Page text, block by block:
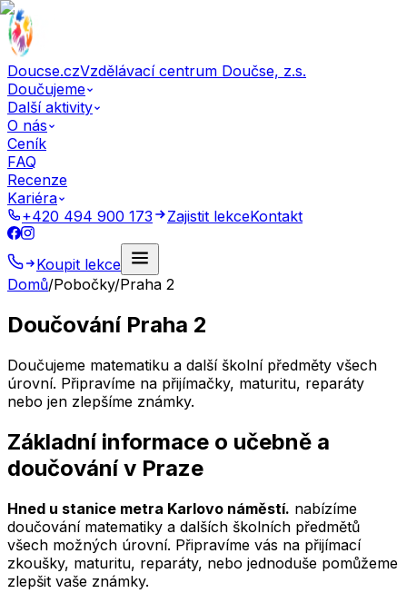
Doucse.czVzdělávací centrum Doučse, z.s.
Doučujeme
Další aktivity
O nás
Ceník
FAQ
Recenze
Kariéra
+420 494 900 173
Zajistit lekceKontakt
Koupit lekce
Domů/Pobočky/Praha 2
Doučování Praha 2
Doučujeme matematiku a další školní předměty všech
úrovní. Připravíme na přijímačky, maturitu, reparáty
nebo jen zlepšíme známky.
Základní informace o učebně a
doučovánív Praze
Hned u stanice metra Karlovo náměstí. nabízíme
doučování matematiky a dalších školních předmětů
všech možných úrovní. Připravíme vás na přijímací
zkoušky, maturitu, reparáty, nebo jednoduše pomůžeme
zlepšit vaše známky.